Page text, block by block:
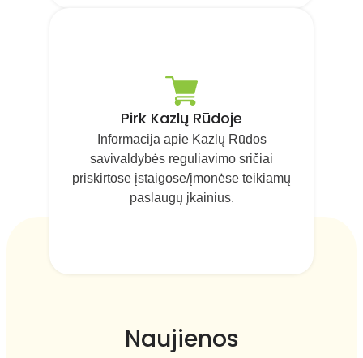
Pirk Kazlų Rūdoje
Informacija apie Kazlų Rūdos
savivaldybės reguliavimo sričiai
priskirtose įstaigose/įmonėse teikiamų
paslaugų įkainius.
Naujienos